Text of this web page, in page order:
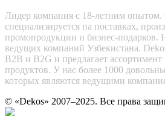
Лидер компания с 18-летним опытом.
специализируется на поставках,
промопродукции и бизнес-подарков.
ведущих компаний Узбекистана.
B2B и B2G и предлагает ассортимент
продуктов. У нас более 1000
которых являются ведущими
© «Dekos» 2007–2025. Все права